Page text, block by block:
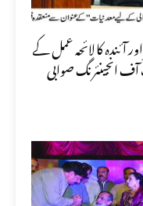
آئندہ کا لائحہ عمل کے
انجینئرنگ صوابی